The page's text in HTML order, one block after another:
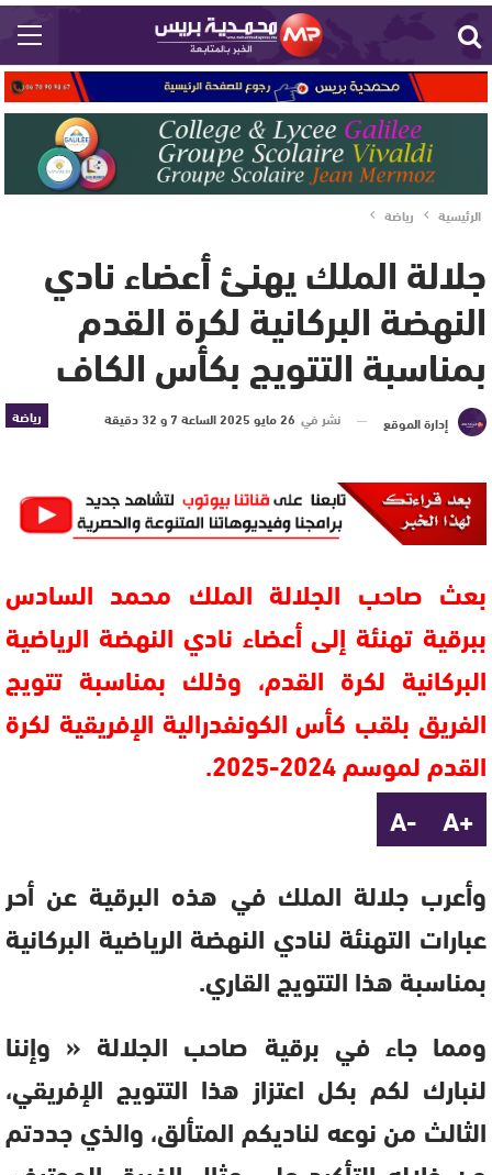
الرئيسية رياضة
جلالة الملك يهنئ أعضاء نادي
النهضة البركانية لكرة القدم
بمناسبة التتويج بكأس الكاف
رياضة إدارة الموقع نشر في 26 مايو 2025 الساعة 7 و 32 دقيقة
بعث صاحب الجلالة الملك محمد السادس
ببرقية تهنئة إلى أعضاء نادي النهضة الرياضية
البركانية لكرة القدم، وذلك بمناسبة تتويج
الفريق بلقب كأس الكونفدرالية الإفريقية لكرة
القدم لموسم 2024-2025.
+A
-A
وأعرب جلالة الملك في هذه البرقية عن أحر
عبارات التهنئة لنادي النهضة الرياضية البركانية
بمناسبة هذا التتويج القاري.
ومما جاء في برقية صاحب الجلالة « وإننا
لنبارك لكم بكل اعتزاز هذا التتويج الإفريقي،
الثالث من نوعه لناديكم المتألق، والذي جددتم